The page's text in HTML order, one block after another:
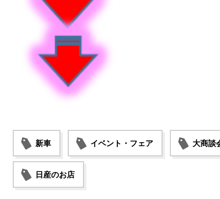
新車 イベント・フェア 大商談
日産のお店